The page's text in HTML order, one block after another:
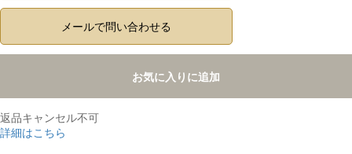
メールで問い合わせる
お気に入りに追加
返品キャンセル不可
詳細はこちら